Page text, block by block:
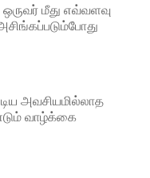
மீது எவ்வளவு
அவசியமில்லாத
வாழ்க்கை